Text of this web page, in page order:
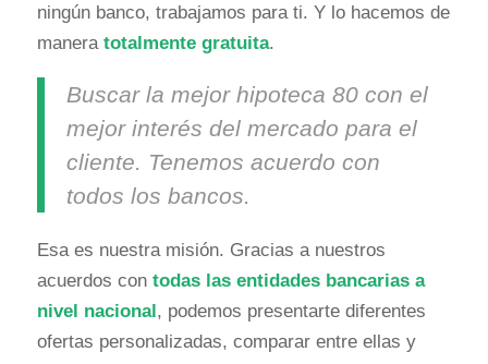
ningún banco, trabajamos para ti. Y lo hacemos de
manera totalmente gratuita.
Buscar la mejor hipoteca 80 con el
mejor interés del mercado para el
cliente. Tenemos acuerdo con
todos los bancos.
Esa es nuestra misión. Gracias a nuestros
acuerdos con todas las entidades bancarias a
nivel nacional , podemos presentarte diferentes
ofertas personalizadas, comparar entre ellas y